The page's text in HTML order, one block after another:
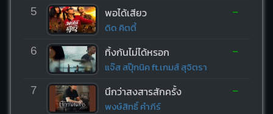
5 พอได้เสียว
ดิด คิตตี้
-
6 ทิ้งกันไม่ได้หรอก
แจ๊ส สปุ๊กนิค ft.เกมส์ สุจิตรา
-
7 นึกว่าสงสารสักครั้ง
พงษ์สิทธิ์ คำภีร์
-